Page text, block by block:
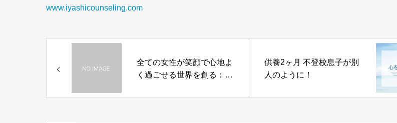
www.iyashicounseling.com
全ての女性が笑顔で心地よ
く過ごせる世界を創る：か
供養2ヶ月 不登校息子が別
人のように！